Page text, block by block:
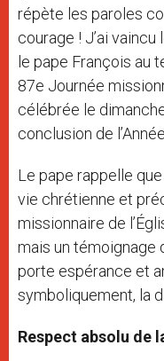
répète les paroles
courage ! J’ai vaincu
le pape François au
87e Journée
célébrée le
conclusion de
Le pape rappelle
vie chrétienne et
missionnaire de
mais un témoignage
porte espérance et
symboliquement, la
Respect absolu de